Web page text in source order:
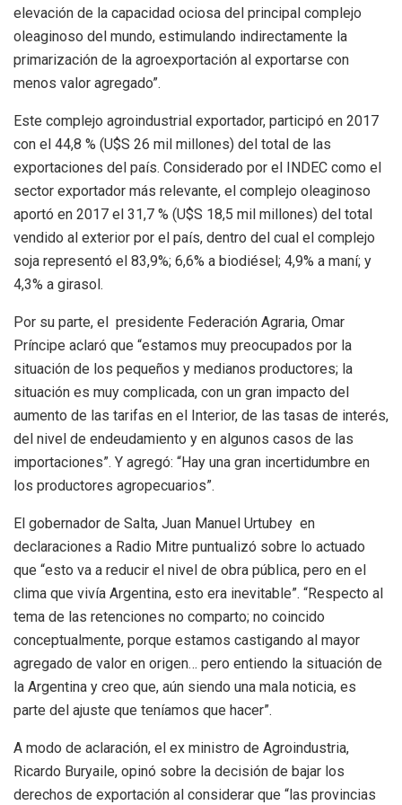
elevación de la capacidad ociosa del principal complejo
oleaginoso del mundo, estimulando indirectamente la
primarización de la agroexportación al exportarse con
menos valor agregado”.
Este complejo agroindustrial exportador, participó en 2017
con el 44,8 % (U$S 26 mil millones) del total de las
exportaciones del país. Considerado por el INDEC como el
sector exportador más relevante, el complejo oleaginoso
aportó en 2017 el 31,7 % (U$S 18,5 mil millones) del total
vendido al exterior por el país, dentro del cual el complejo
soja representó el 83,9%; 6,6% a biodiésel; 4,9% a maní; y
4,3% a girasol.
Por su parte, el presidente Federación Agraria, Omar
Príncipe aclaró que “estamos muy preocupados por la
situación de los pequeños y medianos productores; la
situación es muy complicada, con un gran impacto del
aumento de las tarifas en el Interior, de las tasas de interés,
del nivel de endeudamiento y en algunos casos de las
importaciones”. Y agregó: “Hay una gran incertidumbre en
los productores agropecuarios”.
El gobernador de Salta, Juan Manuel Urtubey en
declaraciones a Radio Mitre puntualizó sobre lo actuado
que “esto va a reducir el nivel de obra pública, pero en el
clima que vivía Argentina, esto era inevitable”. “Respecto al
tema de las retenciones no comparto; no coincido
conceptualmente, porque estamos castigando al mayor
agregado de valor en origen… pero entiendo la situación de
la Argentina y creo que, aún siendo una mala noticia, es
parte del ajuste que teníamos que hacer”.
A modo de aclaración, el ex ministro de Agroindustria,
Ricardo Buryaile, opinó sobre la decisión de bajar los
derechos de exportación al considerar que “las provincias